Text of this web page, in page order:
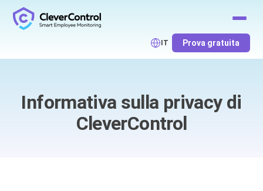
IT Prova gratuita
Informativa sulla privacy di
CleverControl